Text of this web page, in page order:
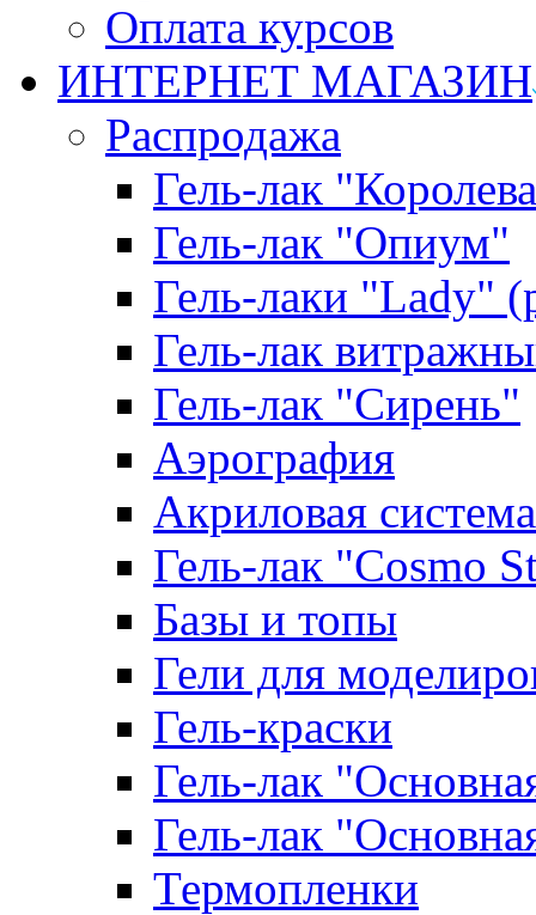
Оплата курсов
ИНТЕРНЕТ МАГАЗИН
Распродажа
Гель-лак
Гель-лак "Опиум"
Гель-лаки "Lady"
Гель-лак
Гель-лак "Сирень"
Аэрография
Акриловая система
Гель-лак "Cosmo
Базы и топы
Гели для
Гель-краски
Гель-лак
Гель-лак
Термопленки